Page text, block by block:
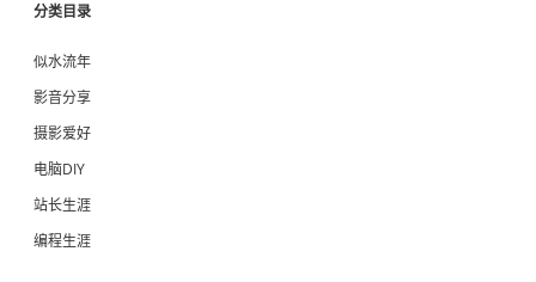
分类目录
似水流年
影音分享
摄影爱好
电脑DIY
站长生涯
编程生涯